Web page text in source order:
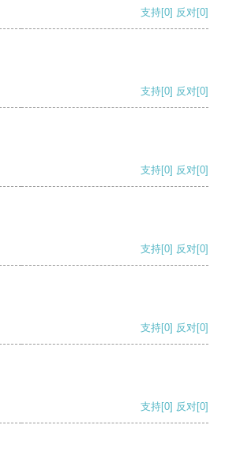
支持[0] 反对[0]
支持[0] 反对[0]
支持[0] 反对[0]
支持[0] 反对[0]
支持[0] 反对[0]
支持[0] 反对[0]